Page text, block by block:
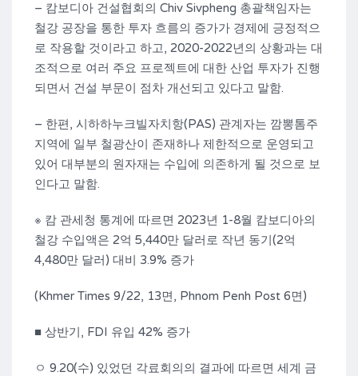
– 캄보디아 건설협회의 Chiv Sivpheng 총괄책임자는
철강 공장을 통한 투자 흐름의 증가가 경제에 긍정적으
로 작용할 것이라고 하고, 2020-2022년의 상황과는 대
조적으로 여러 주요 프로젝트에 대한 산업 투자가 진행
되면서 건설 부문이 점차 개선되고 있다고 말함.
– 한편, 시하하누크빌자치항(PAS) 관계자는 깜뽕톰주
지역에 일부 철광산이 존재하나 제한적으로 운영되고
있어 대부분의 원자재는 수입에 의존하게 될 것으로 보
인다고 말함.
※ 캄 관세청 통계에 따르면 2023년 1-8월 캄보디아의
철강 수입액은 2억 5,440만 달러로 작년 동기(2억
4,480만 달러) 대비 3.9% 증가
(Khmer Times 9/22, 13면, Phnom Penh Post 6면)
■ 상반기, FDI 유입 42% 증가
ㅇ 9.20(수) 있었던 각료회의의 결과에 따르면 세계 금